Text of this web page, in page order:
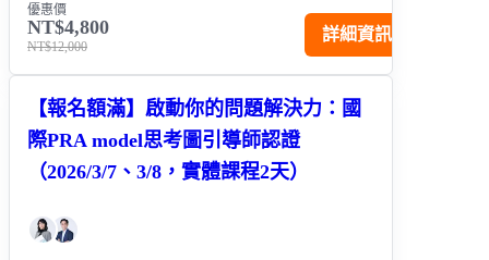
優惠價
NT$4,800
NT$12,000
詳細資訊
【報名額滿】啟動你的問題解決力：國
際PRA model思考圖引導師認證
（2026/3/7、3/8，實體課程2天）